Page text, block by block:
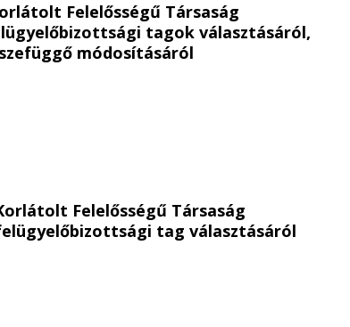
Felelősségű Társaság
tagok választásáról,
módosításáról
Felelősségű Társaság
tag választásáról